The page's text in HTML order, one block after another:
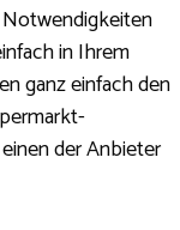
in Ihrem
ganz einfach den
der Anbieter